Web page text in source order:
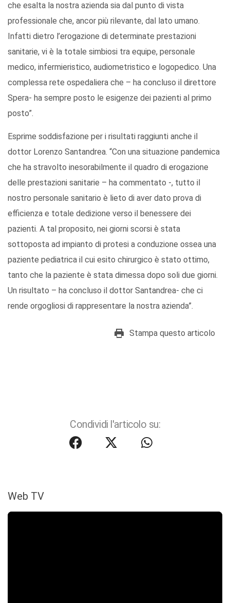
che esalta la nostra azienda sia dal punto di vista
professionale che, ancor più rilevante, dal lato umano.
Infatti dietro l’erogazione di determinate prestazioni
sanitarie, vi è la totale simbiosi tra equipe, personale
medico, infermieristico, audiometristico e logopedico. Una
complessa rete ospedaliera che – ha concluso il direttore
Spera- ha sempre posto le esigenze dei pazienti al primo
posto”.
Esprime soddisfazione per i risultati raggiunti anche il
dottor Lorenzo Santandrea. “Con una situazione pandemica
che ha stravolto inesorabilmente il quadro di erogazione
delle prestazioni sanitarie – ha commentato -, tutto il
nostro personale sanitario è lieto di aver dato prova di
efficienza e totale dedizione verso il benessere dei
pazienti. A tal proposito, nei giorni scorsi è stata
sottoposta ad impianto di protesi a conduzione ossea una
paziente pediatrica il cui esito chirurgico è stato ottimo,
tanto che la paziente è stata dimessa dopo soli due giorni.
Un risultato – ha concluso il dottor Santandrea- che ci
rende orgogliosi di rappresentare la nostra azienda”.
Stampa questo articolo
Condividi l'articolo su:
Web TV